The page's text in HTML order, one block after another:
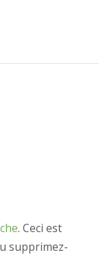
. Ceci est
supprimez-